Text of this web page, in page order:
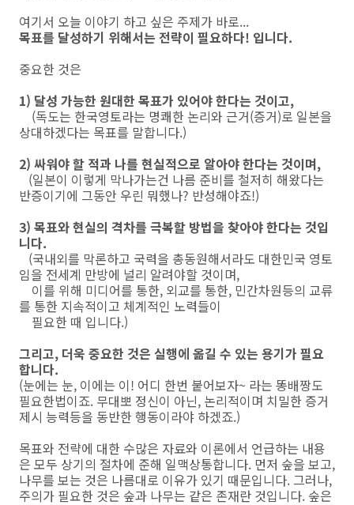
여기서 오늘 이야기 하고 싶은 주제가 바로...
목표를 달성하기 위해서는 전략이 필요하다! 입니다.
중요한 것은
1) 달성 가능한 원대한 목표가 있어야 한다는 것이고,
(독도는 한국영토라는 명쾌한 논리와 근거(증거)로 일본을
상대하겠다는 목표를 말합니다.)
2) 싸워야 할 적과 나를 현실적으로 알아야 한다는 것이며,
(일본이 이렇게 막나가는건 나름 준비를 철저히 해왔다는
반증이기에 그동안 우린 뭐했나? 반성해야죠!)
3) 목표와 현실의 격차를 극복할 방법을 찾아야 한다는 것입
니다.
(국내외를 막론하고 국력을 총동원해서라도 대한민국 영토
임을 전세계 만방에 널리 알려야할 것이며,
이를 위해 미디어를 통한, 외교를 통한, 민간차원등의 교류
를 통한 지속적이고 체계적인 노력들이
필요한 때 입니다.)
그리고, 더욱 중요한 것은 실행에 옮길 수 있는 용기가 필요
합니다.
(눈에는 눈, 이에는 이! 어디 한번 붙어보자~ 라는 똥배짱도
필요한법이죠. 무대뽀 정신이 아닌, 논리적이며 치밀한 증거
제시 능력등을 동반한 행동이라야 하겠죠.)
목표와 전략에 대한 수많은 자료와 이론에서 언급하는 내용
은 모두 상기의 절차에 준해 일맥상통합니다. 먼저 숲을 보고,
나무를 보는 것은 나름대로 이유가 있기 때문입니다. 그러나,
주의가 필요한 것은 숲과 나무는 같은 존재란 것입니다. 숲은